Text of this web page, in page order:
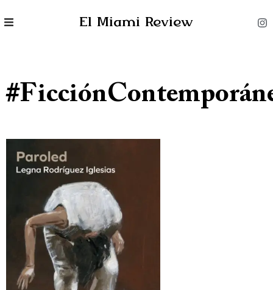
El Miami Review